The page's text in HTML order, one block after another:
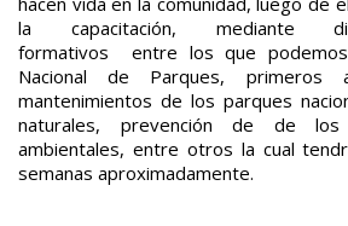
la capacitación, mediante
formativos entre los que podemos
Nacional de Parques, primeros
mantenimientos de los parques
naturales, prevención de de
ambientales, entre otros la cual
semanas aproximadamente.